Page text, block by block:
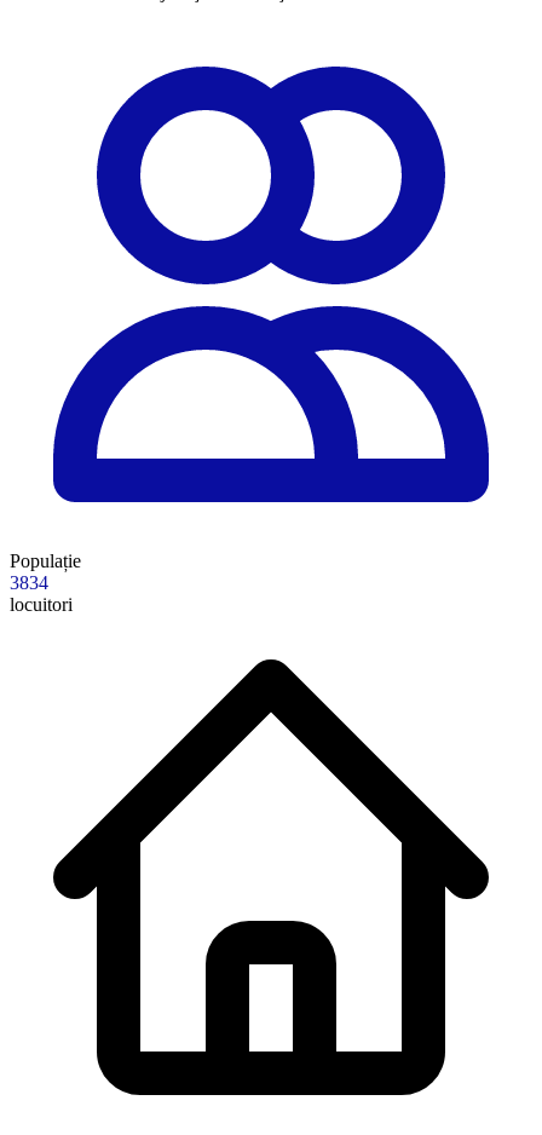
Populație
3834
locuitori